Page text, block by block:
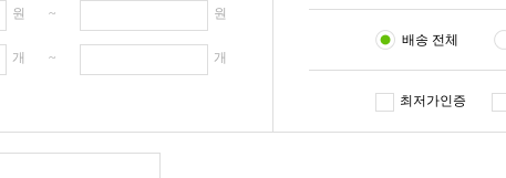
원 ~ 원
개 ~ 개
배송 전체
최저가인증